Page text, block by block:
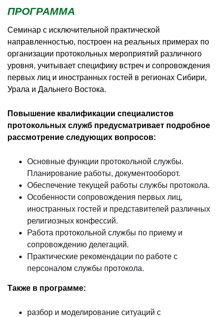
ПРОГРАММА
Семинар с исключительной практической
направленностью, построен на реальных примерах по
организации протокольных мероприятий различного
уровня, учитывает специфику встреч и сопровождения
первых лиц и иностранных гостей в регионах Сибири,
Урала и Дальнего Востока.
Повышение квалификации специалистов
протокольных служб предусматривает подробное
рассмотрение следующих вопросов:
Основные функции протокольной службы.
Планирование работы, документооборот.
Обеспечение текущей работы службы протокола.
Особенности сопровождения первых лиц,
иностранных гостей и представителей различных
религиозных конфессий.
Работа протокольной службы по приему и
сопровождению делегаций.
Практические рекомендации по работе с
персоналом службы протокола.
Также в программе:
разбор и моделирование ситуаций с